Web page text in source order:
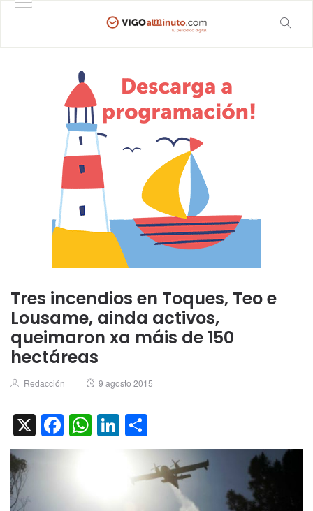
Tres incendios en Toques, Teo e
Lousame, ainda activos,
queimaron xa máis de 150
hectáreas
Author
Redacción
Posted
9 agosto 2015
X Facebook
WhatsApp
LinkedIn